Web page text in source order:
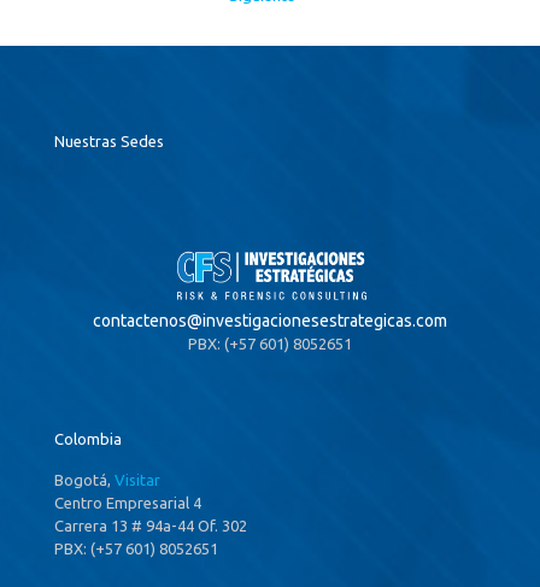
Nuestras Sedes
contactenos@investigacionesestrategicas.com
PBX: (+57 601) 8052651
Colombia
Bogotá, Visitar
Centro Empresarial 4
Carrera 13 # 94a-44 Of. 302
PBX: (+57 601) 8052651